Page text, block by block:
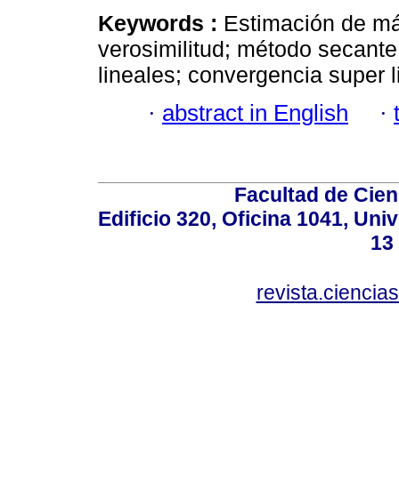
Keywords : Estimación de
verosimilitud; método
lineales; convergencia super
· abstract in English ·
Facultad de
Edificio 320, Oficina 1041,
13